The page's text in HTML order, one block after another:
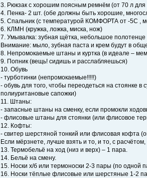
3. Рюкзак с хорошим поясным ремнём (от 70 л для
4. Пенка- 2 шт. (обе должны быть хорошие,
5. Спальник (с температурой КОМФОРТА от -5С ,
6. КЛМН (кружка, ложка, миска, нож)
7. Умывалка: зубная щётка, небольшое
Внимание: мыло, зубная паста и крем будут в
8. Непромокаемые штаны и куртка (в идеале –
9. Попник (вещь! сидишь и расслабляешься)
10. Обувь
- турботинки (непромокаемые!!!!!)
- обувь для того, чтобы переодеться на стоянке в
полиуритановые сапожки)
11. Штаны:
- запасные штаны на сменку, если промокли
- флисовые штаны для стоянки (или флисовое
12. Кофты:
- свитер шерстяной тонкий или флисовая кофта
Если мёрзнете, лучше взять и то, и то, с
13. Термобельё на ход (низ и верх) – 1 пара.
14. Бельё на смену.
15. Носки х/б или термоноски 2-3 пары (по одной
16. Носки тёплые флисовые или шерстяные 1-2